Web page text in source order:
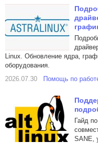
Linux. Обновление ядра,
оборудования.
2026.07.30
Помощь по
Гайд
SANE,